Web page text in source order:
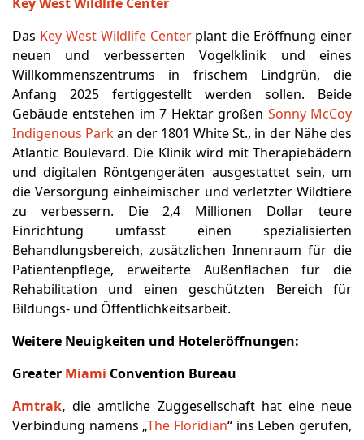
Das Key West Wildlife Centerplant die Eröffnung einer
neuen und verbesserten Vogelklinik und eines
Willkommenszentrums in frischem Lindgrün, die
Anfang 2025 fertiggestellt werden sollen. Beide
Gebäude entstehen im 7 Hektar großen Sonny McCoy
Indigenous Parkan der 1801 White St., in der Nähe des
Atlantic Boulevard. Die Klinik wird mit Therapiebädern
und digitalen Röntgengeräten ausgestattet sein, um
die Versorgung einheimischer und verletzter Wildtiere
zu verbessern. Die 2,4 Millionen Dollar teure
Einrichtung umfasst einen spezialisierten
Behandlungsbereich, zusätzlichen Innenraum für die
Patientenpflege, erweiterte Außenflächen für die
Rehabilitation und einen geschützten Bereich für
Bildungs- und Öffentlichkeitsarbeit.
Weitere Neuigkeiten und Hoteleröffnungen:
Greater Miami Convention Bureau
Amtrak, die amtliche Zuggesellschaft hat eine neue
Verbindung namens „The Floridian“ ins Leben gerufen,